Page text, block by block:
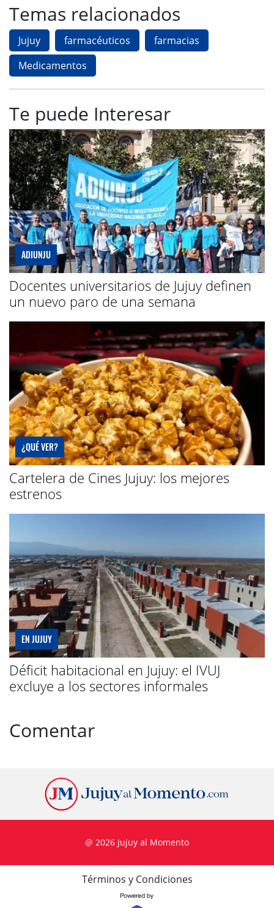
Temas relacionados
Jujuy farmacéuticos
farmacias
Medicamentos
Te puede Interesar
ADIUNJU
Docentes universitarios de Jujuy definen
un nuevo paro de una semana
¿QUÉ VER?
Cartelera de Cines Jujuy: los mejores
estrenos
EN JUJUY
Déficit habitacional en Jujuy: el IVUJ
excluye a los sectores informales
Comentar
@ 2026 Jujuy al Momento
Términos y Condiciones